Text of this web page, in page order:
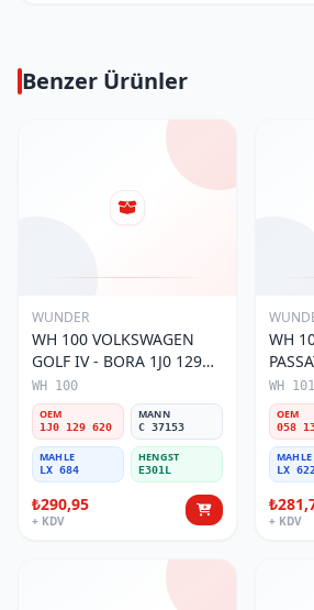
Benzer Ürünler
WUNDER
WH 100 VOLKSWAGEN
GOLF IV - BORA 1J0 129
620 Hava Filtresi
WH 100
OEM
1J0 129 620
MANN
C 37153
MAHLE
LX 684
HENGST
E301L
₺290,95
+ KDV
WH
Hava
WH 101
OEM
058
MAHLE
LX 622
+ KDV